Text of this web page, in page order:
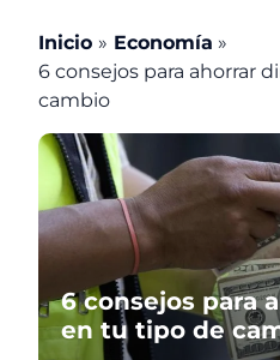
Inicio
Economía
6 consejos para ahorrar
cambio
6 consejos para
en tu tipo de